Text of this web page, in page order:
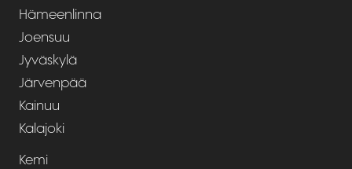
Hämeenlinna
Joensuu
Jyväskylä
Järvenpää
Kainuu
Kalajoki
Kemi